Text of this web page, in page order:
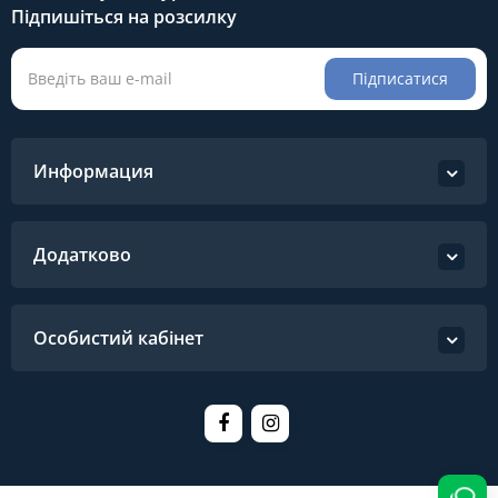
Підпишіться на розсилку
Підписатися
Информация
Додатково
Особистий кабінет